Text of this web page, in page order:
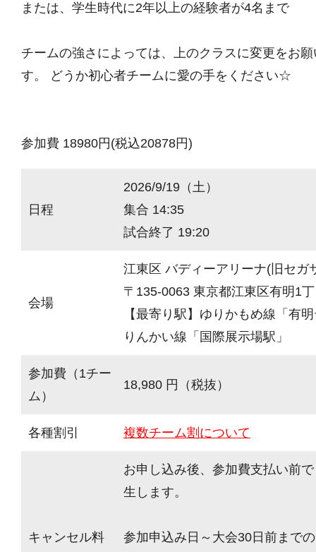
または、学生時代に2年以上の経験者が4名まで
チームの強さによっては、上のクラスに変更をお
す。 どうか初心者チームに愛の手をください☆
参加費 18980円(税込20878円)
日程
2026/9/19（土）
集合 14:35
試合終了 19:20
会場
江東区 バディーアリーナ(旧セガ
〒135-0063 東京都江東区有明1
【最寄り駅】ゆりかもめ線「有
りんかい線「国際展示場駅」
参加費（1チー
ム）
18,980 円（税抜）
各種割引 複数チーム割について
キャンセル料
お申し込み後、参加費支払い前
生します。
参加申込み日～大会30日前まで